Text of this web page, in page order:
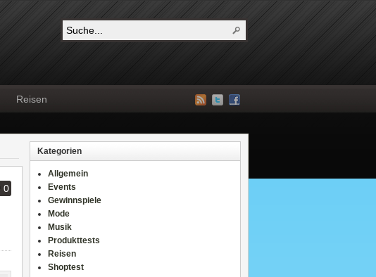
Reisen
0
Kategorien
Allgemein
Events
Gewinnspiele
Mode
Musik
Produkttests
Reisen
Shoptest